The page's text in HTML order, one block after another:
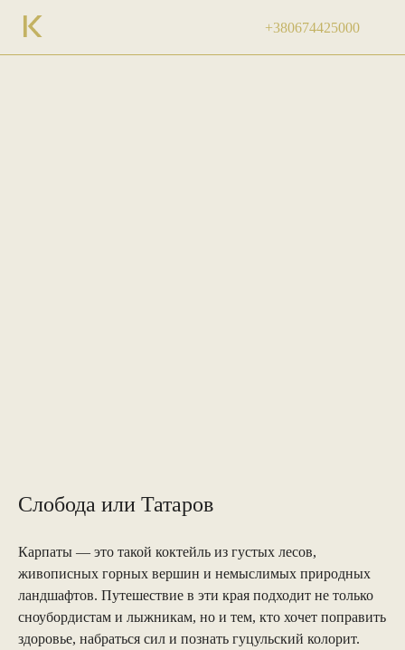
+380674425000
Слобода или Татаров
Карпаты — это такой коктейль из густых лесов,
живописных горных вершин и немыслимых природных
ландшафтов. Путешествие в эти края подходит не только
сноубордистам и лыжникам, но и тем, кто хочет поправить
здоровье, набраться сил и познать гуцульский колорит.